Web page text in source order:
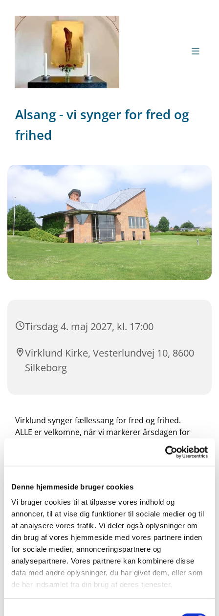
Denne hjemmeside bruger cookies
Vi bruger cookies til at tilpasse vores indhold og
annoncer, til at vise dig funktioner til sociale medier og til
at analysere vores trafik. Vi deler også oplysninger om
din brug af vores hjemmeside med vores partnere inden
for sociale medier, annonceringspartnere og
analysepartnere. Vores partnere kan kombinere disse
data med andre oplysninger, du har givet dem, eller som
de har indsamlet fra din brug af deres tjenester.
Alsang - vi synger for fred og
frihed
Tirsdag 4. maj 2027, kl. 17:00
Virklund Kirke, Vesterlundvej 10, 8600
Silkeborg
Virklund synger fællessang for fred og frihed.
ALLE er velkomne, når vi markerer årsdagen for
Danmarks befrielse med fællessang på plænen
foran kirken (i tilfælde af regn, rykker vi indenfor).
Virklundkoret
Lone Leth Klaver
Michelle Elmhøj synger for
Adrian Christensen bas